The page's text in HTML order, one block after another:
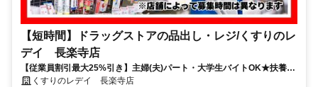
【短時間】ドラッグストアの品出し・レジ/くすりのレ
デイ 長楽寺店
【従業員割引最大25%引き】主婦(夫)パート・大学生バイトOK★扶養内
で子育てと両立も可★未経験歓迎
くすりのレデイ 長楽寺店